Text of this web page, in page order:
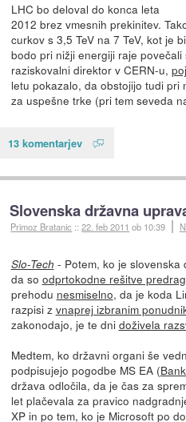
LHC bo deloval do konca leta
2012 brez vmesnih prekinitev.
curkov s 3,5 TeV na 7 TeV, kot je
bodo pri nižji energiji raje
raziskovalni direktor v CERN-u,
letu pokazalo, da obstojijo tudi pri
za uspešne trke (pri tem seveda
13 komentarjev
Slovenska državna
Primoz Bratanic ::22. feb 2011 ob 10:39
Slo-Tech - Potem, ko je
da so odprtokodne rešitve
prehodu nesmiselno, da je koda
razpisi z vnaprej izbranim
zakonodajo, je te dni doživela
Medtem, ko državni organi še
podpisujejo pogodbe MS EA (
država odločila, da je čas za
let plačevala za pravico
XP in po tem, ko je Microsoft po